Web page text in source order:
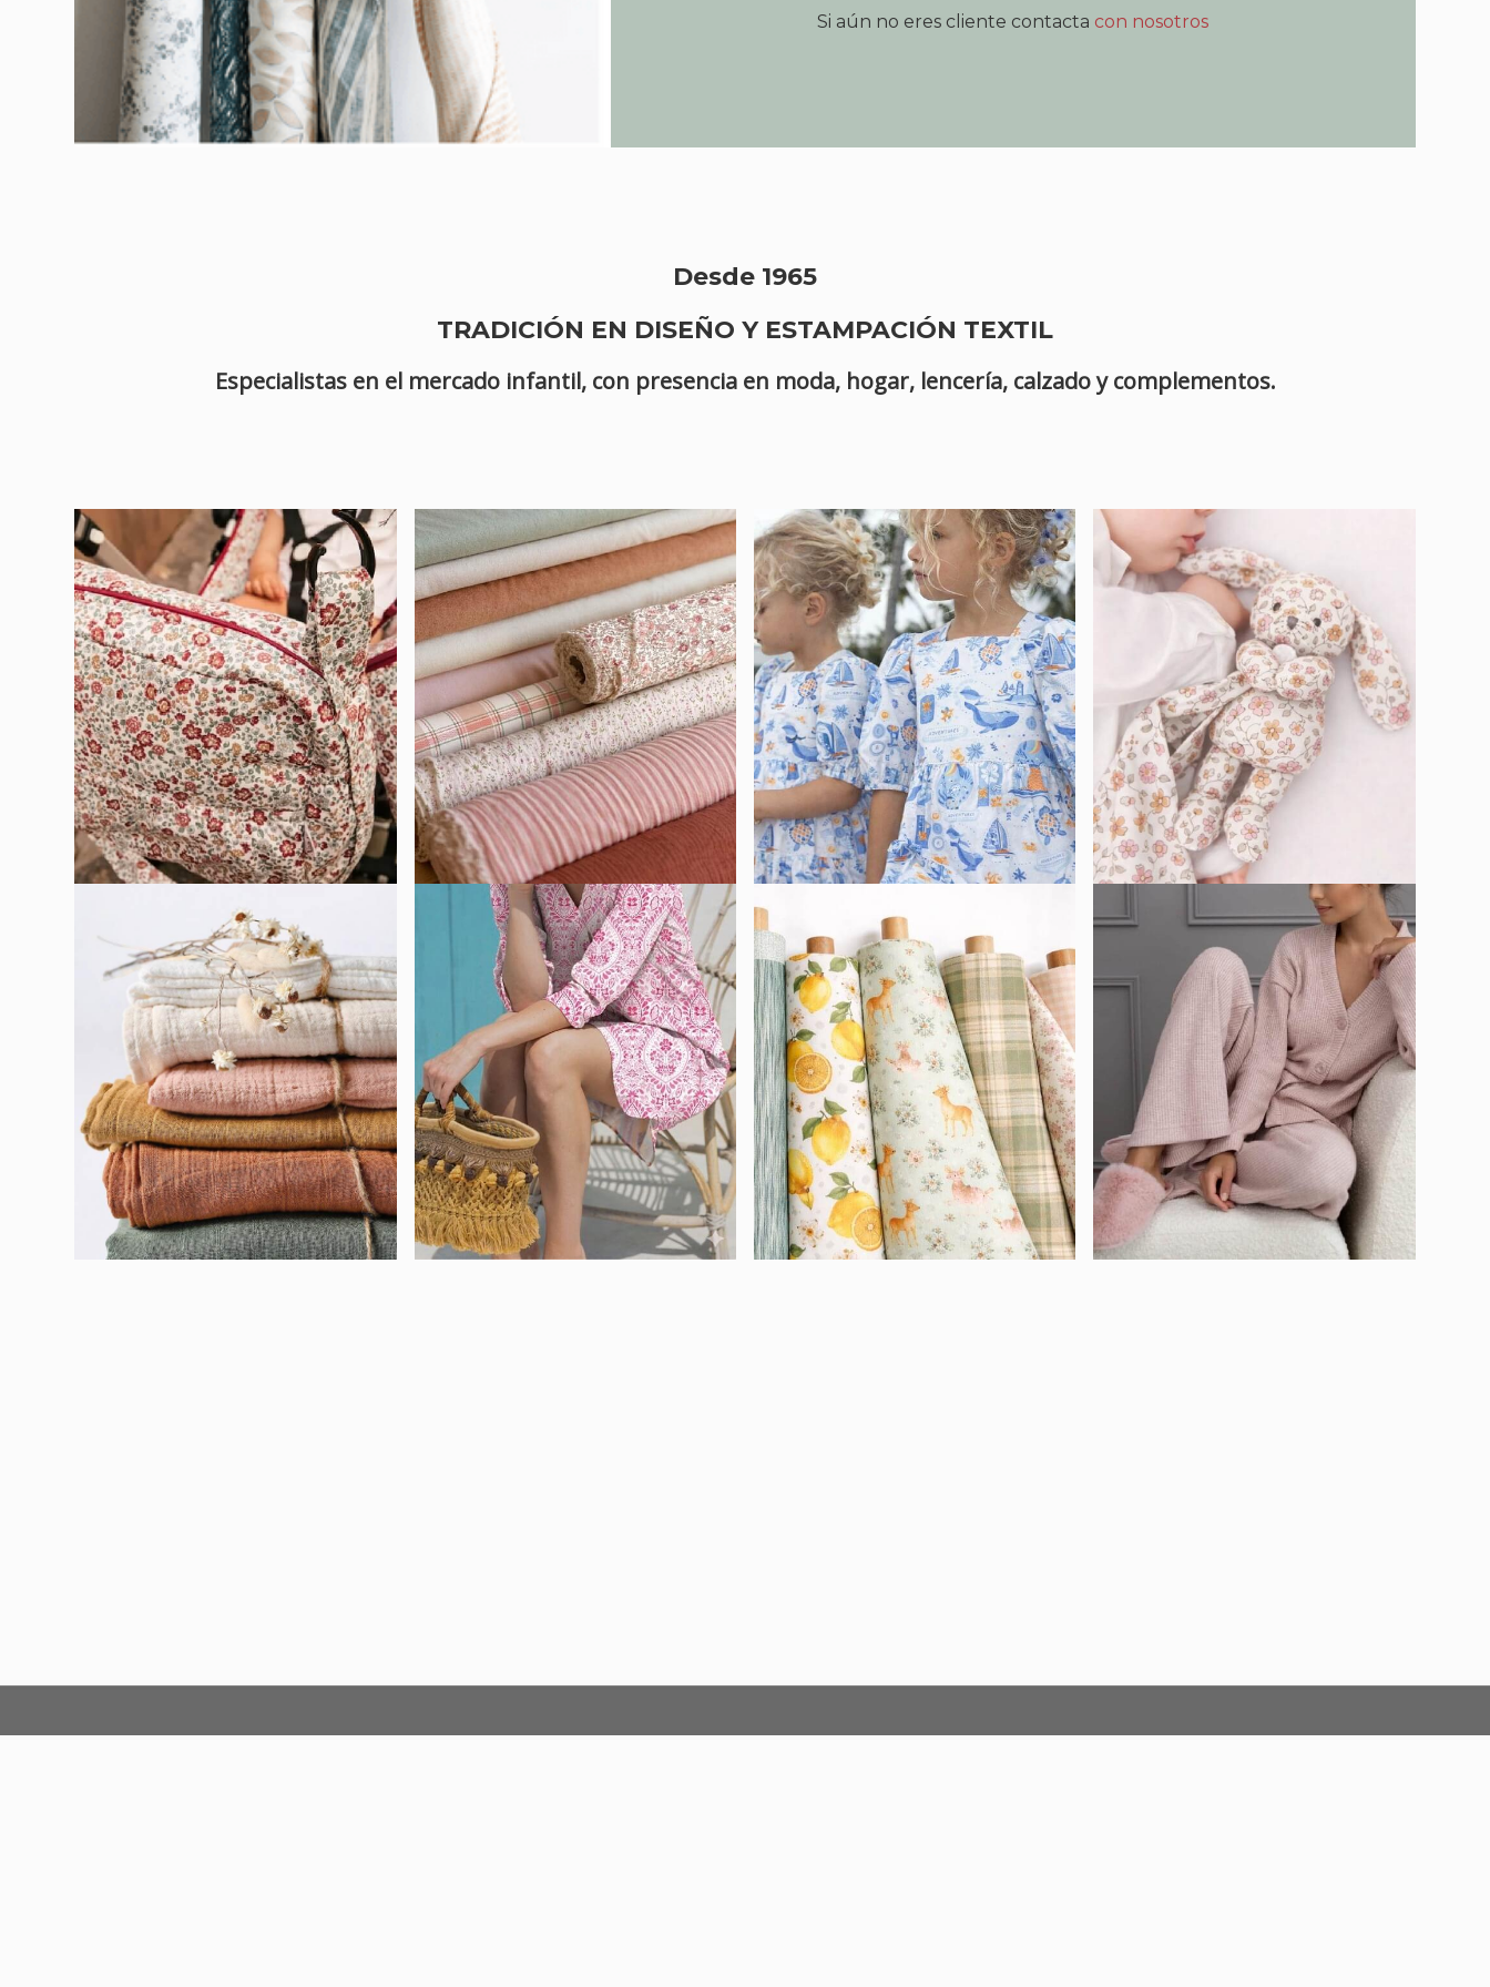
Si aún no eres cliente contacta con nosotros
Desde 1965
TRADICIÓN EN DISEÑO Y ESTAMPACIÓN TEXTIL
Especialistas en el mercado infantil, con presencia en moda, hogar, lencería, calzado y complementos.